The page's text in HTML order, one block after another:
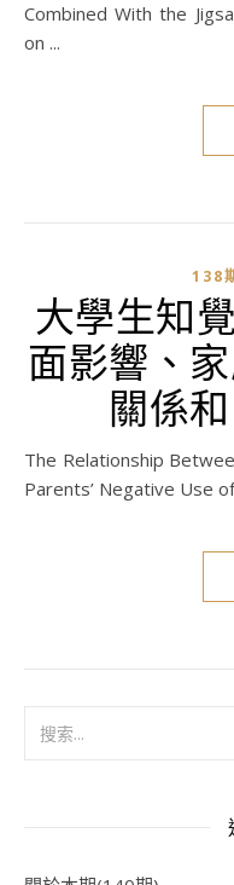
Combined With the
on ...
138
大學生知
面影響、
關係
The Relationship Between College Students’ Perception of
Parents’ Negative Use